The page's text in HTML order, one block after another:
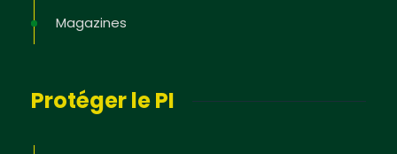
Magazines
Protéger le PI